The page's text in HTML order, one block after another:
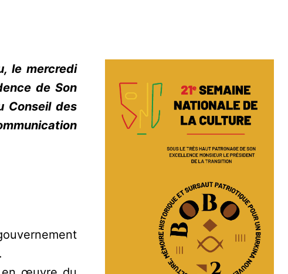
le mercredi
de Son
Conseil des